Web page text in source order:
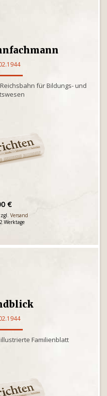
für Bildungs- und
€
Versand
Werktage
Familienblatt